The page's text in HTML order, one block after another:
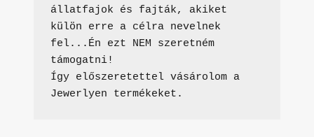
állatfajok és fajták, akiket
külön erre a célra nevelnek
fel...Én ezt NEM szeretném
támogatni!
Így előszeretettel vásárolom a
Jewerlyen termékeket.